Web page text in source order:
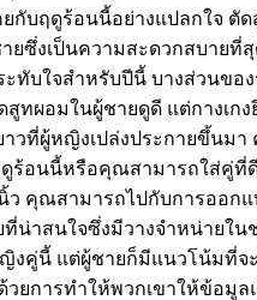
ฤดูร้อนนี้อย่างแปลกใจ ตัด
งเป็นความสะดวกสบายที่
บใจสำหรับปีนี้ บางส่วนข
ผอมในผู้ชายดูดี แต่กางเก
วที่ผู้หญิงเปล่งประกายขึ้นม
อนนี้หรือคุณสามารถใส่คู่ที่
คุณสามารถไปกับการออก
าสนใจซึ่งมีวางจำหน่ายใน
คู่นี้ แต่ผู้ชายก็มีแนวโน้มที่
ยการทำให้พวกเขาให้ข้อ